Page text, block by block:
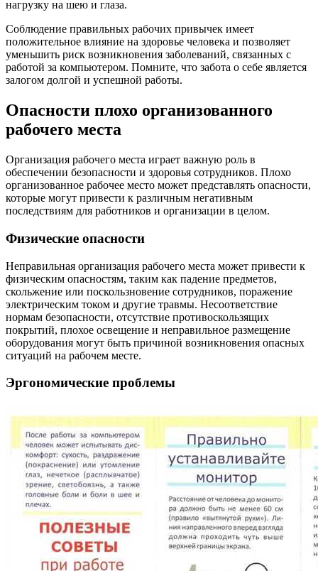
нагрузку на шею и глаза.
Соблюдение правильных рабочих привычек имеет
положительное влияние на здоровье человека и позволяет
уменьшить риск возникновения заболеваний, связанных с
работой за компьютером. Помните, что забота о себе является
залогом долгой и успешной работы.
Опасности плохо организованного
рабочего места
Организация рабочего места играет важную роль в
обеспечении безопасности и здоровья сотрудников. Плохо
организованное рабочее место может представлять опасности,
которые могут привести к различным негативным
последствиям для работников и организации в целом.
Физические опасности
Неправильная организация рабочего места может привести к
физическим опасностям, таким как падение предметов,
скольжение или поскользновение сотрудников, поражение
электрическим током и другие травмы. Несоответствие
нормам безопасности, отсутствие противоскользящих
покрытий, плохое освещение и неправильное размещение
оборудования могут быть причиной возникновения опасных
ситуаций на рабочем месте.
Эргономические проблемы